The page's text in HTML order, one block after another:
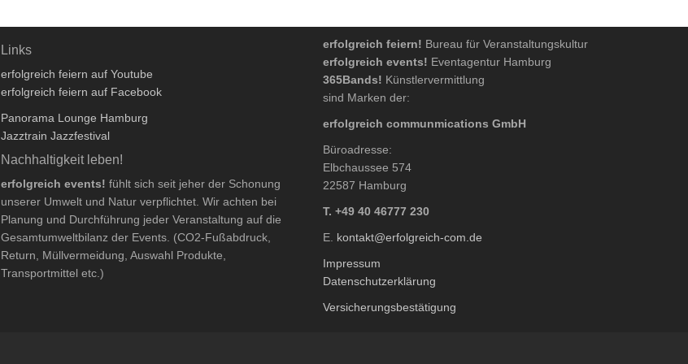
Links
erfolgreich feiern auf Youtube
erfolgreich feiern auf Facebook
Panorama Lounge Hamburg
Jazztrain Jazzfestival
Nachhaltigkeit leben!
erfolgreich events! fühlt sich seit jeher der Schonung
unserer Umwelt und Natur verpflichtet. Wir achten bei
Planung und Durchführung jeder Veranstaltung auf die
Gesamtumweltbilanz der Events. (CO2-Fußabdruck,
Return, Müllvermeidung, Auswahl Produkte,
Transportmittel etc.)
erfolgreich feiern! Bureau für Veranstaltungskultur
erfolgreich events! Eventagentur Hamburg
365Bands! Künstlervermittlung
sind Marken der:
erfolgreich communmications GmbH
Büroadresse:
Elbchaussee 574
22587 Hamburg
T. +49 40 46777 230
E. kontakt@erfolgreich-com.de
Impressum
Datenschutzerklärung
Versicherungsbestätigung